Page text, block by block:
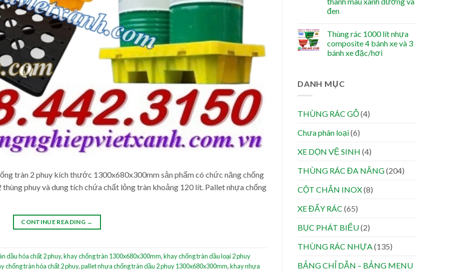
tràn 2 phuy kích thước 1300x680x300mm sản phẩm có chức năng chống
phuy và dung tích chứa chất lỏng tràn khoảng 120 lít. Pallet nhựa chống
CONTINUE READING →
dầu hóa chất 2 phuy,khay chống tràn 1300x680x300mm,khay chống tràn dầu loại 2 phuy
chống tràn hóa chất 2 phuy,pallet nhựa chống tràn dầu 2 phuy 1300x680x300mm,khay nhựa
đen
Thùng rác 1000 lít nhựa
composite 4 bánh xe và 3
bánh xe đặc/hơi
DANH MỤC
THÙNG RÁC GỖ(4)
Chưa phân loại(6)
XE DỌN VỆ SINH (4)
THÙNG RÁC ĐA NĂNG(204)
CỘT CHẮN INOX(8)
XE ĐẨY RÁC (65)
BỤC PHÁT BIỂU(2)
THÙNG RÁC NHỰA(135)
BẢNG CHỈ DẪN – BẢNG MENU